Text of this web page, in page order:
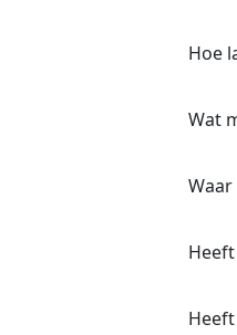
Hoe
Wat